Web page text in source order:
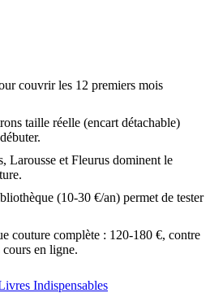
couvrir les 12 premiers mois
taille réelle (encart détachable)
Larousse et Fleurus dominent le
(10-30 €/an) permet de tester
couture complète : 120-180 €, contre
en ligne.
Indispensables